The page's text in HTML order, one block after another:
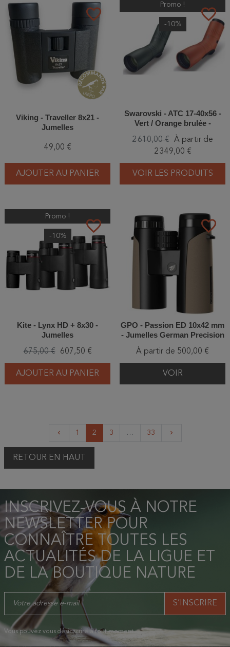
favorite_border
Viking - Traveller 8x21 -
Jumelles
49,00 €
AJOUTER AU PANIER
favorite_border
Promo !
-10%
Swarovski - ATC 17-40x56 -
Vert / Orange brulée -
Longue-vue
2 610,00 € À partir de
2 349,00 €
VOIR LES PRODUITS
favorite_border
Promo !
-10%
Kite - Lynx HD + 8x30 -
Jumelles
675,00 € 607,50 €
AJOUTER AU PANIER
favorite_border
GPO - Passion ED 10x42 mm
- Jumelles German Precision
À partir de 500,00 €
VOIR
keyboard_arrow_left Précédent
1 2 3 … 33 keyboard_arrow_right
RETOUR EN HAUT
INSCRIVEZ-VOUS À NOTRE
NEWSLETTER POUR
CONNAÎTRE TOUTES LES
ACTUALITÉS DE LA LIGUE ET
DE LA BOUTIQUE NATURE
Vous pouvez vous désinscrire à tout moment.